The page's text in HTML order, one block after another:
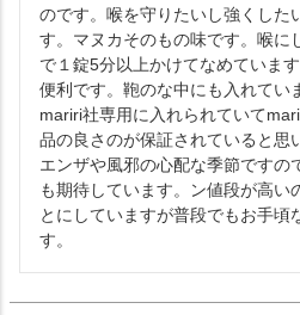
のです。喉を守りたいし強くした
す。マヌカそのもの味です。喉に
で１錠5分以上かけてなめていま
便利です。鞄のな中にも入れてい
mariri社専用に入れられていて
品の良さのが保証されていると思
エンザや風邪の心配な季節ですの
も期待しています。ン値段が高い
とにしていますが普段でもお手頃